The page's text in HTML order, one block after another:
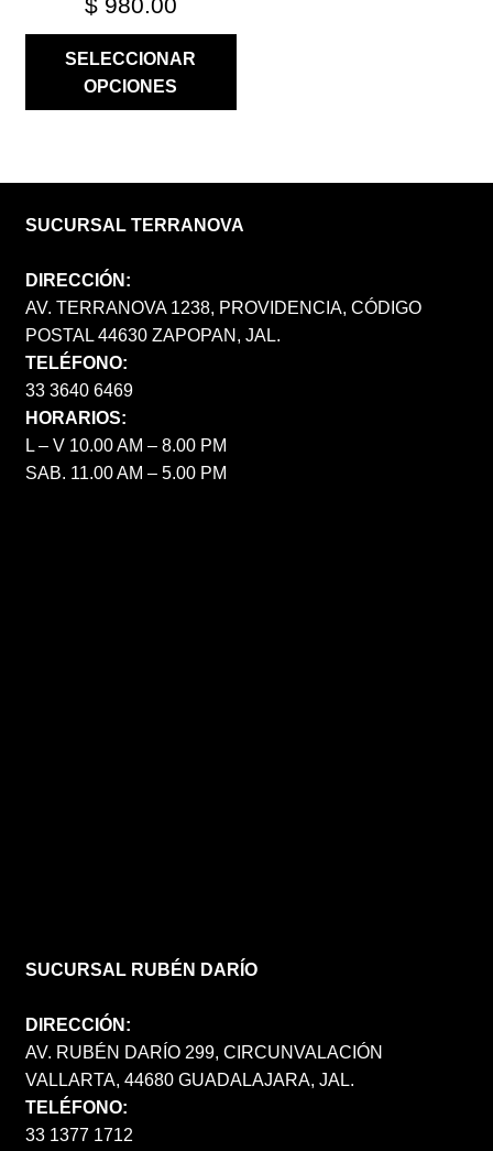
SELECCIONAR
OPCIONES
SUCURSAL TERRANOVA
DIRECCIÓN:
AV. TERRANOVA 1238, PROVIDENCIA, CÓDIGO
POSTAL 44630 ZAPOPAN, JAL.
TELÉFONO:
33 3640 6469
HORARIOS:
L – V 10.00 AM – 8.00 PM
SAB. 11.00 AM – 5.00 PM
SUCURSAL RUBÉN DARÍO
DIRECCIÓN:
AV. RUBÉN DARÍO 299, CIRCUNVALACIÓN
VALLARTA, 44680 GUADALAJARA, JAL.
TELÉFONO:
33 1377 1712